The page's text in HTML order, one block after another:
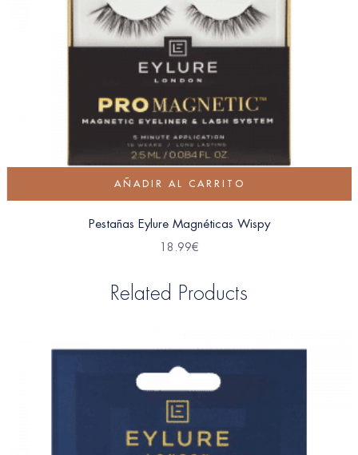
AÑADIR AL CARRITO
Pestañas Eylure Magnéticas Wispy
18.99€
Related Products